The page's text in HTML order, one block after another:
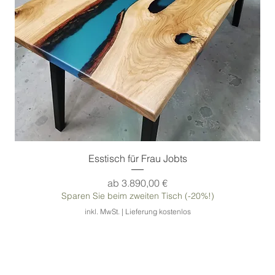
Esstisch für Frau Jobts
ab 3.890,00 €
Sale-Preis
Sparen Sie beim zweiten Tisch (-20%!)
inkl. MwSt. | Lieferung kostenlos
Tischbeine (Vorschlag): Metallgestell Silber
Tischbeine-Form
(Vorschlag):
schräge Trapezform
Andere Tischbeine: siehe Hinweise weiter unten
Besonderheit 1: Tisch mit Metallgestell in Silber
Besonderheit 2:
Esstisch aus Eiche und
Epoxidharz